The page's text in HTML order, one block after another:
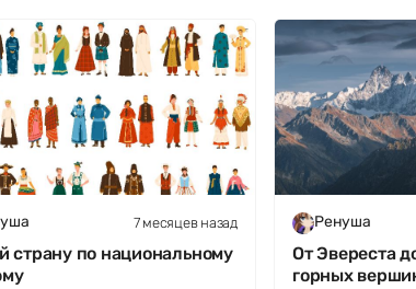
7 месяцев назад
страну по национальному
Ренуша
От Эвереста
горных